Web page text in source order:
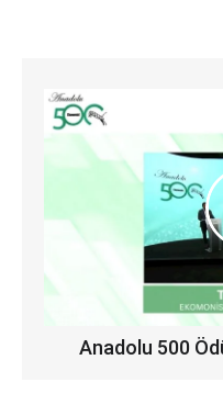
Anadolu 500